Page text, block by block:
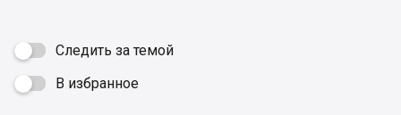
Следить за темой
 В избранное